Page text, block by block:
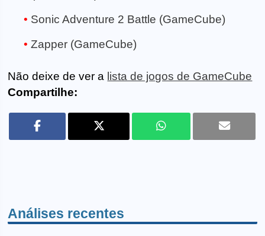
Sonic Adventure 2 Battle (GameCube)
Zapper (GameCube)
Não deixe de ver a lista de jogos de GameCube
Compartilhe:
Análises recentes